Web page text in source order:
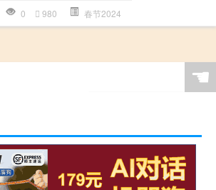
0 980 春节2024
☚